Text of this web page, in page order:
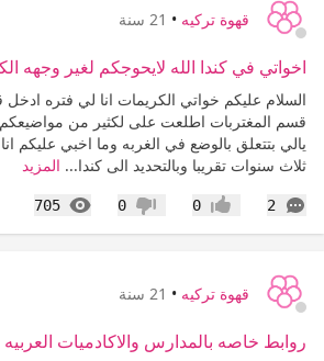
قهوة تركيه • 21 سنة
اخواتي في كندا الله لايحوجكم لغير وجهه
السلام عليكم خواتي الكريمات انا لي فتره
قسم المغتربات اطلعت على لكثير من
يالي بتتعلق بالوضع في الغربه وما اخبي عليكم
ثلاث سنوات تقريبا وبالتحديد الى كندا... المزيد
2
التعليقات إعجاب0 عدم إعجاب
0
705
المشاهدات
قهوة تركيه • 21 سنة
روابط خاصه بالمدارس والاكادميات